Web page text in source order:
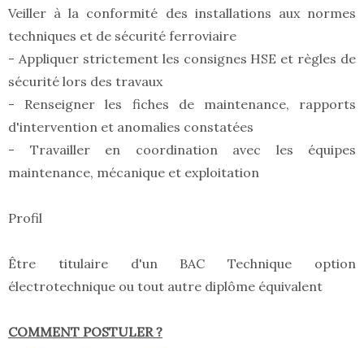
Veiller à la conformité des installations aux normes
techniques et de sécurité ferroviaire
- Appliquer strictement les consignes HSE et règles de
sécurité lors des travaux
- Renseigner les fiches de maintenance, rapports
d'intervention et anomalies constatées
- Travailler en coordination avec les équipes
maintenance, mécanique et exploitation
Profil
Être titulaire d'un BAC Technique option
électrotechnique ou tout autre diplôme équivalent
COMMENT POSTULER ?